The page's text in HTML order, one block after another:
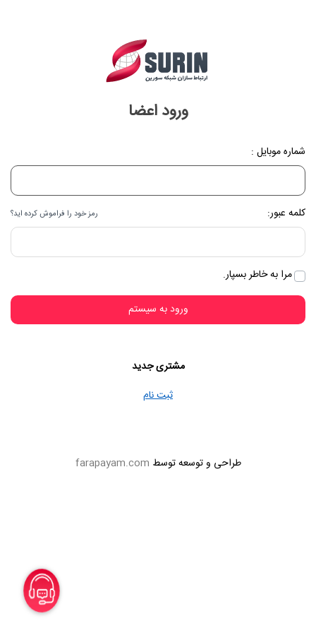
ورود اعضا
شماره موبایل :
کلمه عبور: رمز خود را فراموش کرده اید؟
مرا به خاطر بسپار.
ورود به سیستم
مشتری جدید
ثبت نام
طراحی و توسعه توسط farapayam.com